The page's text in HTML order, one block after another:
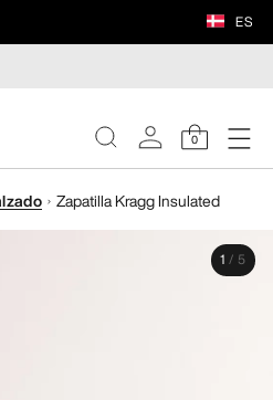
ES
0
Zapatilla Kragg Insulated
1 / 5